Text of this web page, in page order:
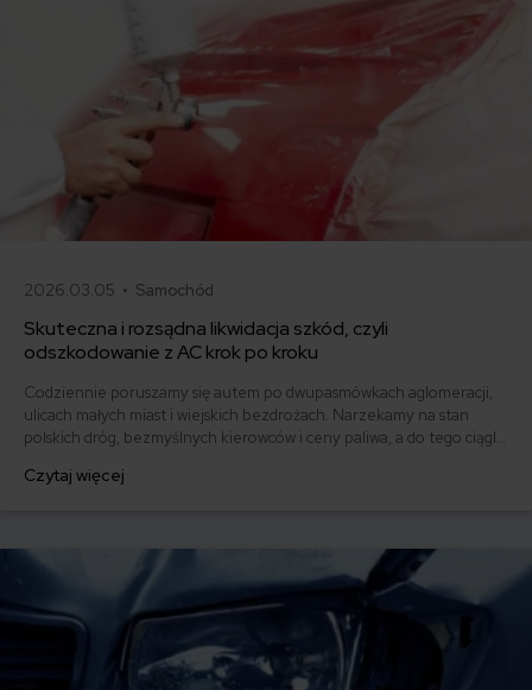
2026.03.05 • Samochód
Skuteczna i rozsądna likwidacja szkód, czyli
odszkodowanie z AC krok po kroku
Codziennie poruszamy się autem po dwupasmówkach aglomeracji,
ulicach małych miast i wiejskich bezdrożach. Narzekamy na stan
polskich dróg, bezmyślnych kierowców i ceny paliwa, a do tego ciągle
auta. Powiedz „nie” pesymizmowi Polaka i poznaj swoje prawa i
Czytaj więcej